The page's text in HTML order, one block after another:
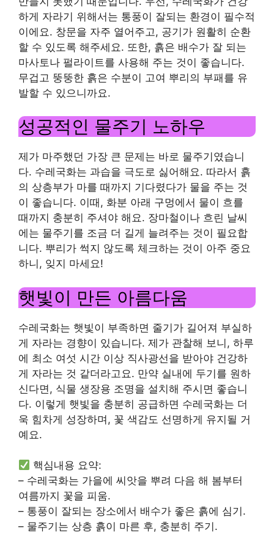
하게 자라기 위해서는 통풍이 잘되는 환경이 필수적
이에요. 창문을 자주 열어주고, 공기가 원활히 순환
할 수 있도록 해주세요. 또한, 흙은 배수가 잘 되는
마사토나 펄라이트를 사용해 주는 것이 좋습니다.
무겁고 뚱뚱한 흙은 수분이 고여 뿌리의 부패를 유
발할 수 있으니까요.
성공적인 물주기 노하우
제가 마주했던 가장 큰 문제는 바로 물주기였습니
다. 수레국화는 과습을 극도로 싫어해요. 따라서 흙
의 상층부가 마를 때까지 기다렸다가 물을 주는 것
이 좋습니다. 이때, 화분 아래 구멍에서 물이 흐를
때까지 충분히 주셔야 해요. 장마철이나 흐린 날씨
에는 물주기를 조금 더 길게 늘려주는 것이 필요합
니다. 뿌리가 썩지 않도록 체크하는 것이 아주 중요
하니, 잊지 마세요!
햇빛이 만든 아름다움
수레국화는 햇빛이 부족하면 줄기가 길어져 부실하
게 자라는 경향이 있습니다. 제가 관찰해 보니, 하루
에 최소 여섯 시간 이상 직사광선을 받아야 건강하
게 자라는 것 같더라고요. 만약 실내에 두기를 원하
신다면, 식물 생장용 조명을 설치해 주시면 좋습니
다. 이렇게 햇빛을 충분히 공급하면 수레국화는 더
욱 힘차게 성장하며, 꽃 색감도 선명하게 유지될 거
예요.
핵심내용 요약:
– 수레국화는 가을에 씨앗을 뿌려 다음 해 봄부터
여름까지 꽃을 피움.
– 통풍이 잘되는 장소에서 배수가 좋은 흙에 심기.
– 물주기는 상층 흙이 마른 후, 충분히 주기.